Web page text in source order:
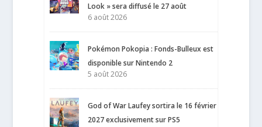
Look » sera diffusé le 27 août
6 août 2026
Pokémon Pokopia : Fonds-Bulleux est
disponible sur Nintendo 2
5 août 2026
God of War Laufey sortira le 16 février
2027 exclusivement sur PS5